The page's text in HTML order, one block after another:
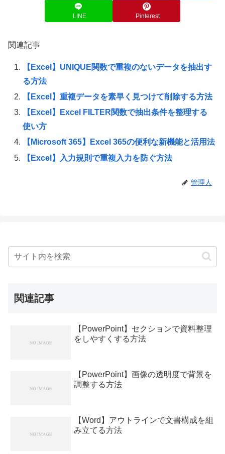
LINE Pinterest
関連記事
【Excel】UNIQUE関数で重複のないデータを抽出す
る方法
【Excel】重複データを素早く見つけて削除する方法
【Excel】Excel FILTER関数で抽出条件を整理する
使い方
【Microsoft 365】Excel 365の便利な新機能と活用法
【Excel】入力規則で重複入力を防ぐ方法
管理人
関連記事
【PowerPoint】セクションで資料整理
をしやすくする方法
【PowerPoint】画像の透明度で背景を
調整する方法
【Word】アウトラインで文書構成を組
み立てる方法